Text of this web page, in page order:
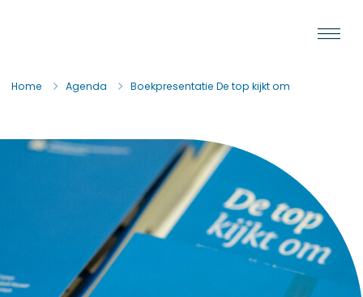
Home Agenda Boekpresentatie De top kijkt om